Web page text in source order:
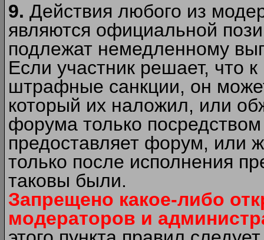
9. Действия любого из
являются официальной
подлежат немедленному
Если участник решает, что
штрафные санкции, он
который их наложил, или
форума только
предоставляет форум, или
только после исполнения
таковы были.
Запрещено какое-либо
модераторов и